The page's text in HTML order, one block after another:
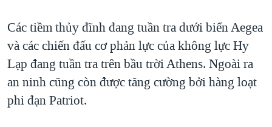
BÊN KIA QUỐC LỘ: TIẾNG VỌNG TỪ NÔNG THÔN MỸ
Các tiềm thủy đĩnh đang tuần tra dưới biển Aegea
và các chiến đấu cơ phản lực của không lực Hy
Lạp đang tuần tra trên bầu trời Athens. Ngoài ra
an ninh cũng còn được tăng cường bởi hàng loạt
phi đạn Patriot.